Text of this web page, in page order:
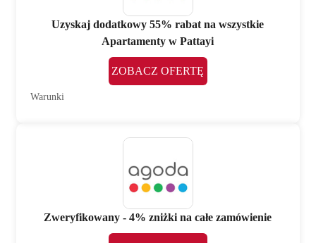
Uzyskaj dodatkowy 55% rabat na wszystkie
Apartamenty w Pattayi
ZOBACZ OFERTĘ
Warunki
Zweryfikowany - 4% zniżki na całe zamówienie